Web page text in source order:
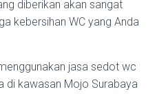
diberikan akan sangat
kebersihan WC yang Anda
jasa sedot wc
di kawasan Mojo Surabaya